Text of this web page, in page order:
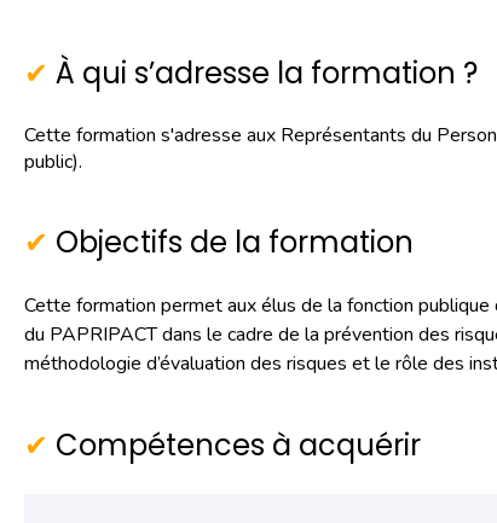
À qui s’adresse la formation ?
Cette formation s'adresse aux Représentants du
public).
Objectifs de la formation
Cette formation permet aux élus de la fonction
du PAPRIPACT dans le cadre de la prévention des
méthodologie d’évaluation des risques et le rôle des
Compétences à acquérir